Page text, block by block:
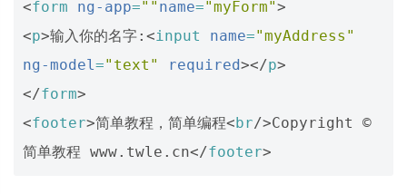
<form ng-app="" name="myForm">
<p>输入你的名字: <input name="myAddress"
ng-model="text" required></p>
</form>
<footer>简单教程，简单编程<br/>Copyright ©
简单教程 www.twle.cn</footer>